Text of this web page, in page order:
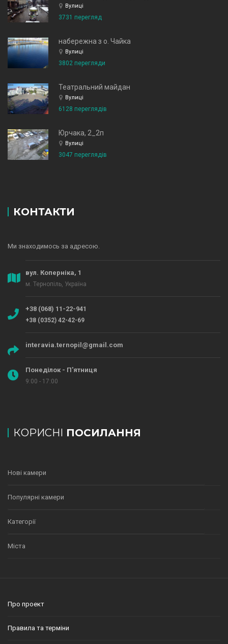
Вулиці
3731 перегляд
набережна з о. Чайка
Вулиці
3802 перегляди
Театральний майдан
Вулиці
6128 переглядів
Юрчака, 2_2п
Вулиці
3047 переглядів
КОНТАКТИ
Ми знаходимось за адресою.
вул. Коперніка, 1
м. Тернопіль, Україна
+38 (068) 11-22-941
+38 (0352) 42-42-69
interavia.ternopil@gmail.com
Понеділок - П'ятниця
9:00 - 17:00
КОРИСНІ ПОСИЛАННЯ
Нові камери
Популярні камери
Категорії
Міста
Про проект
Правила та терміни